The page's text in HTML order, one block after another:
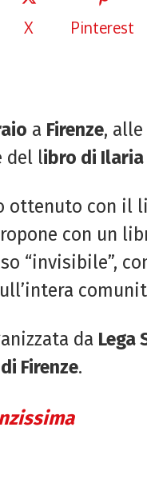
X Pinterest
a Firenze,
del libro di
ottenuto con il
con un
“invisibile”,
da Lega
Firenze.